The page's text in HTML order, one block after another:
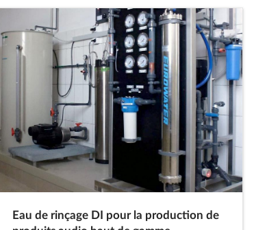
Eau de rinçage DI pour la production de